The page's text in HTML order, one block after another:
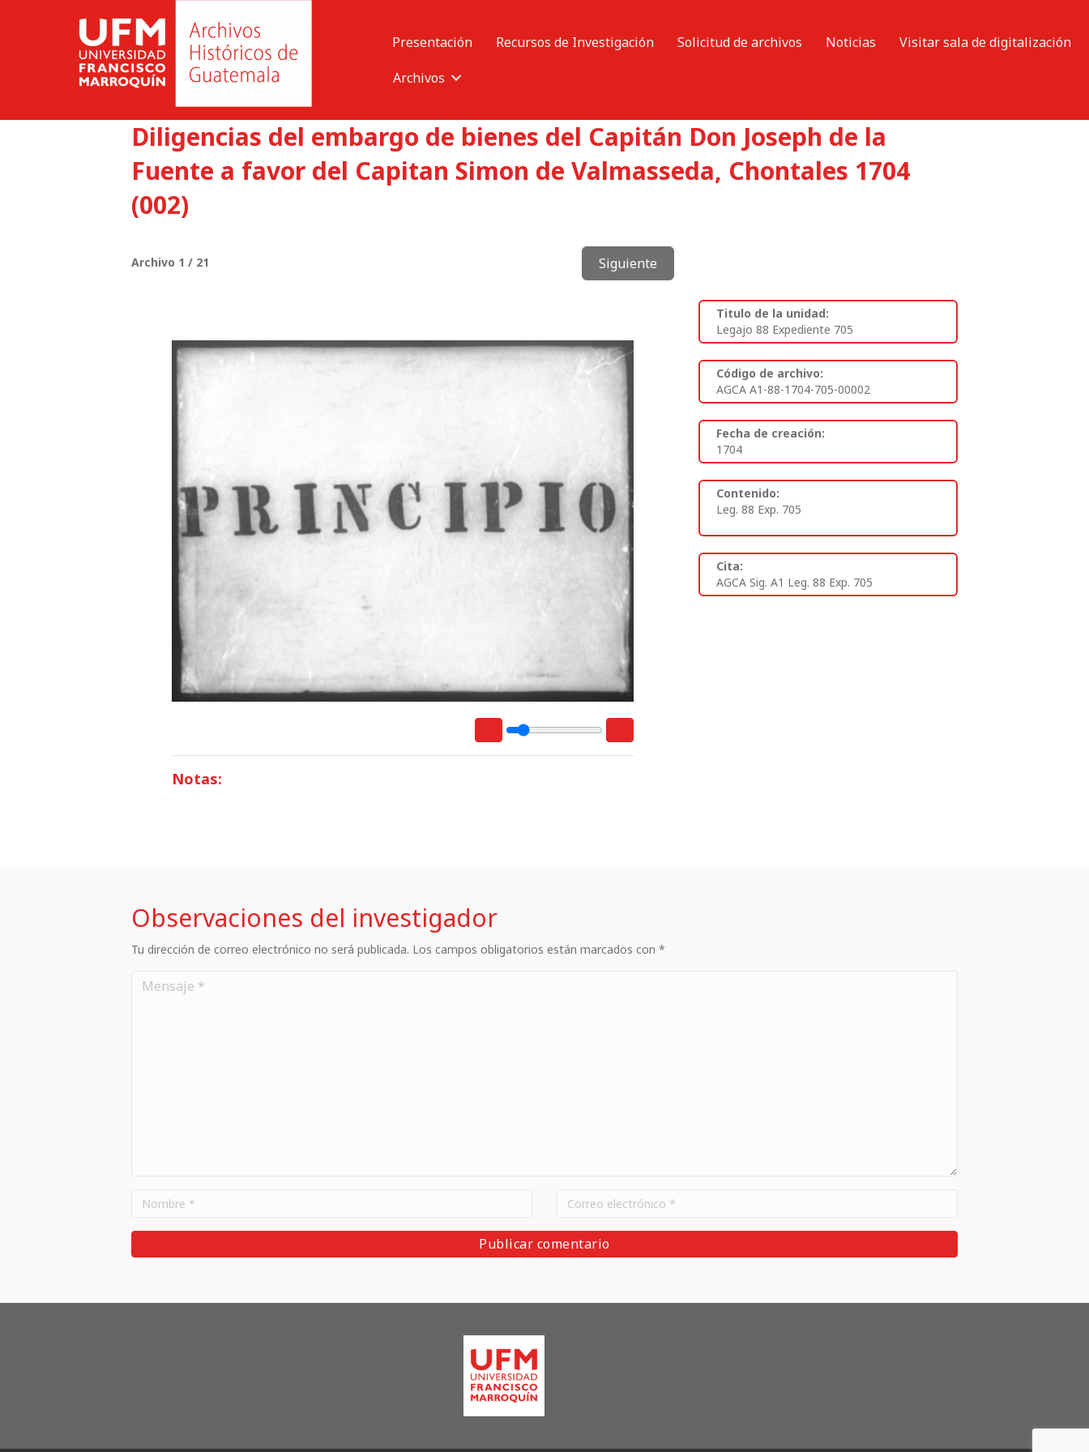
Presentación Recursos de Investigación Solicitud de archivos Noticias
Visitar sala de digitalización
Archivos
Diligencias del embargo de bienes del Capitán Don Joseph de la
Fuente a favor del Capitan Simon de Valmasseda, Chontales 1704
(002)
Archivo 1 / 21 Siguiente
Notas:
Titulo de la unidad:
Legajo 88 Expediente 705
Código de archivo:
AGCA A1-88-1704-705-00002
Fecha de creación:
1704
Contenido:
Leg. 88 Exp. 705
Cita:
AGCA Sig. A1 Leg. 88 Exp. 705
Observaciones del investigador
Tu dirección de correo electrónico no será publicada. Los campos obligatorios están marcados con *